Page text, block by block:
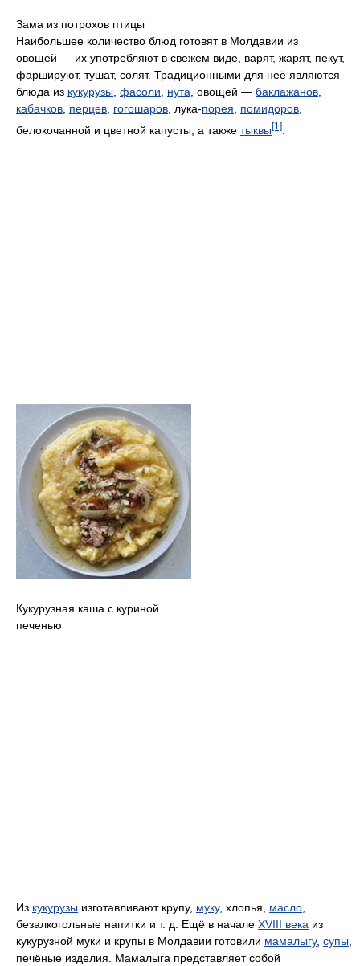
Зама из потрохов птицы
Наибольшее количество блюд готовят в Молдавии из
овощей — их употребляют в свежем виде, варят, жарят, пекут,
фаршируют, тушат, солят. Традиционными для неё являются
блюда из кукурузы, фасоли, нута, овощей — баклажанов,
кабачков, перцев, гогошаров, лука-порея, помидоров,
белокочанной и цветной капусты, а также тыквы [1]
Кукурузная каша с куриной
печенью
Из кукурузы изготавливают крупу, муку, хлопья, масло,
безалкогольные напитки и т. д. Ещё в начале XVIII века из
кукурузной муки и крупы в Молдавии готовили мамалыгу, супы,
печёные изделия. Мамалыга представляет собой